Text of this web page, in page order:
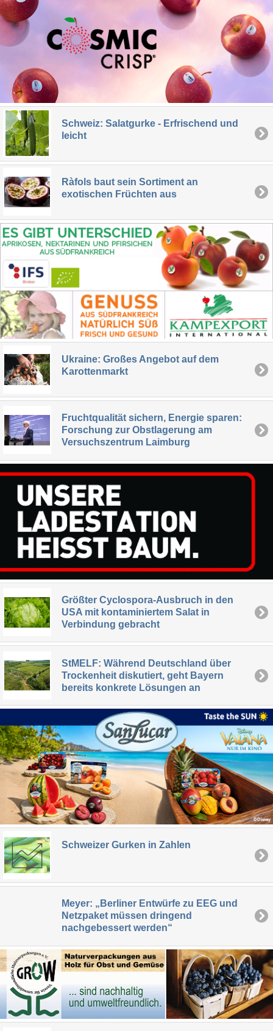
Schweiz: Salatgurke - Erfrischend und
leicht
Ràfols baut sein Sortiment an
exotischen Früchten aus
Ukraine: Großes Angebot auf dem
Karottenmarkt
Fruchtqualität sichern, Energie sparen:
Forschung zur Obstlagerung am
Versuchszentrum Laimburg
Größter Cyclospora-Ausbruch in den
USA mit kontaminiertem Salat in
Verbindung gebracht
StMELF: Während Deutschland über
Trockenheit diskutiert, geht Bayern
bereits konkrete Lösungen an
Schweizer Gurken in Zahlen
Meyer: „Berliner Entwürfe zu EEG und
Netzpaket müssen dringend
nachgebessert werden“